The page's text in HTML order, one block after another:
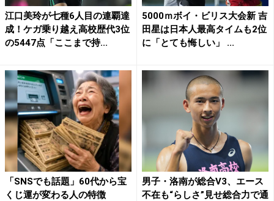
江口美玲が七種6人目の連覇達
成！ケガ乗り越え高校歴代3位
の5447点「ここまで持...
5000ｍボイ・ビリス大会新 吉
田星は日本人最高タイムも2位
に「とても悔しい」 ...
「SNSでも話題」60代から宝
くじ運が変わる人の特徴
男子・洛南が総合V3、エース
不在も“らしさ”見せ総合力で通